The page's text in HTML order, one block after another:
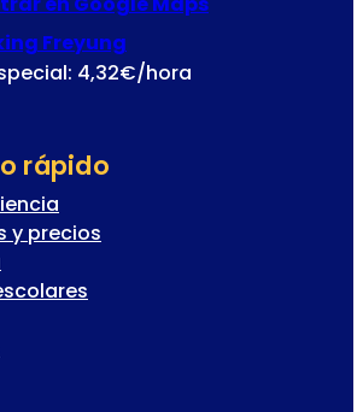
Freyung
4,32€/hora
rápido
y precios